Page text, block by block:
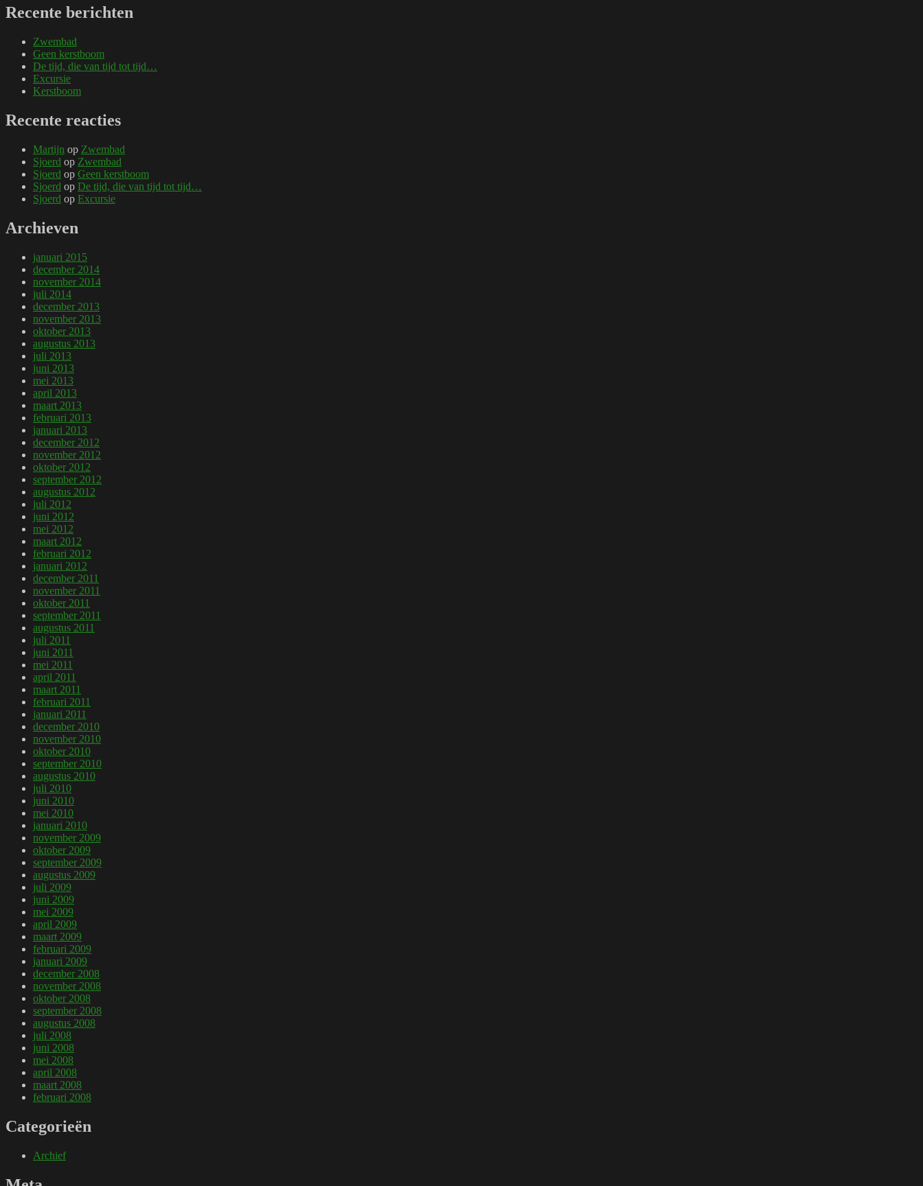
Recente berichten
Zwembad
Geen kerstboom
De tijd, die van tijd tot tijd…
Excursie
Kerstboom
Recente reacties
Martijn op Zwembad
Sjoerd op Zwembad
Sjoerd op Geen kerstboom
Sjoerd op De tijd, die van tijd tot tijd…
Sjoerd op Excursie
Archieven
januari 2015
december 2014
november 2014
juli 2014
december 2013
november 2013
oktober 2013
augustus 2013
juli 2013
juni 2013
mei 2013
april 2013
maart 2013
februari 2013
januari 2013
december 2012
november 2012
oktober 2012
september 2012
augustus 2012
juli 2012
juni 2012
mei 2012
maart 2012
februari 2012
januari 2012
december 2011
november 2011
oktober 2011
september 2011
augustus 2011
juli 2011
juni 2011
mei 2011
april 2011
maart 2011
februari 2011
januari 2011
december 2010
november 2010
oktober 2010
september 2010
augustus 2010
juli 2010
juni 2010
mei 2010
januari 2010
november 2009
oktober 2009
september 2009
augustus 2009
juli 2009
juni 2009
mei 2009
april 2009
maart 2009
februari 2009
januari 2009
december 2008
november 2008
oktober 2008
september 2008
augustus 2008
juli 2008
juni 2008
mei 2008
april 2008
maart 2008
februari 2008
Categorieën
Archief